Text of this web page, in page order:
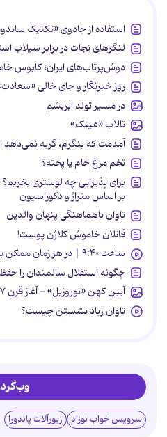
استفاده از جادوی «تکنیک
لنگرهای نجات در برابر سیلاب
دوش‌پرتاب‌های ایران؛ کابوس
روز خبرنگار و جای خالی
در مسیر تولد ابریشم
تالاب «عینک»
آمدمت که بنگرم، گریه نمی‌دهد
تخم مرغ خام یا پخته؟
برای پذیرایی چه لوستری
بر اساس متراژ و دکوراسیون
تاوان ناهماهنگی پنهان والدین
قاتلان خاموش کلاژن پوست!
ساعت ۹:۴۰ | در هر زمان ممکن باید انتقامشان را پس بدهند
چگونه استقلال سالمندان را
آیین کهن «نوروزبل» - آغاز قرن ۱۷ دیلمی
تاوان زیاد نشستن چیست؟
سرویس خواب نوزاد زیورآلات پاندورا